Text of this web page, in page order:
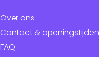
Over ons
Contact & openingstijden
FAQ